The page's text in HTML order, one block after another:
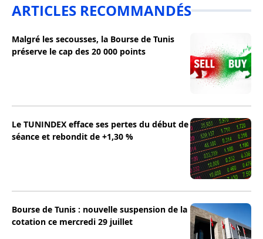
ARTICLES RECOMMANDÉS
Malgré les secousses, la Bourse de Tunis
préserve le cap des 20 000 points
Le TUNINDEX efface ses pertes du début de
séance et rebondit de +1,30 %
Bourse de Tunis : nouvelle suspension de la
cotation ce mercredi 29 juillet